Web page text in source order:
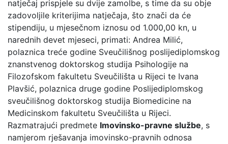
natječaj prispjele su dvije zamolbe, s time da su obje
zadovoljile kriterijima natječaja, što znači da će
stipendiju, u mjesečnom iznosu od 1.000,00 kn, u
narednih devet mjeseci, primati: Andrea Milić,
polaznica treće godine Sveučilišnog poslijediplomskog
znanstvenog doktorskog studija Psihologije na
Filozofskom fakultetu Sveučilišta u Rijeci te Ivana
Plavšić, polaznica druge godine Poslijediplomskog
sveučilišnog doktorskog studija Biomedicine na
Medicinskom fakultetu Sveučilišta u Rijeci.
Razmatrajući predmete Imovinsko-pravne službe, s
namjerom rješavanja imovinsko-pravnih odnosa